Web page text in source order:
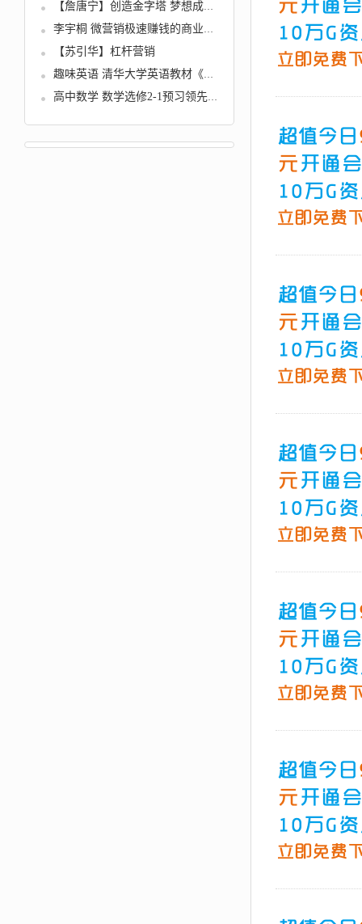
【詹唐宁】创造金字塔 梦想成真的...
李宇桐 微营销极速赚钱的商业模式...
【苏引华】杠杆营销
趣味英语 清华大学英语教材《机灵...
高中数学 数学选修2-1预习领先班...